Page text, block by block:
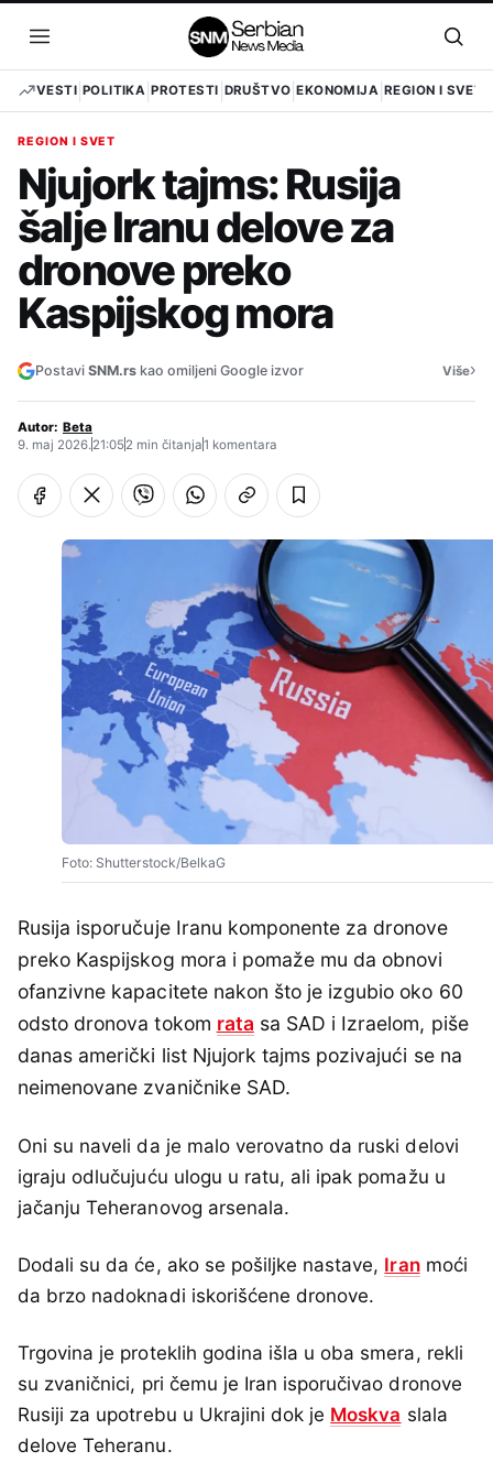
sadržaj
Otvori
meni
VESTI POLITIKA PROTESTI DRUŠTVO EKONOMIJA REGION I SVET
REGION I SVET
Njujork tajms: Rusija
šalje Iranu delove za
dronove preko
Kaspijskog mora
Postavi SNM.rs kao omiljeni Google izvor Više›
Autor: Beta
9. maj 2026.21:052 min čitanja1 komentara
Foto: Shutterstock/BelkaG
Rusija isporučuje Iranu komponente za dronove
preko Kaspijskog mora i pomaže mu da obnovi
ofanzivne kapacitete nakon što je izgubio oko 60
odsto dronova tokom rata sa SAD i Izraelom, piše
danas američki list Njujork tajms pozivajući se na
neimenovane zvaničnike SAD.
Oni su naveli da je malo verovatno da ruski delovi
igraju odlučujuću ulogu u ratu, ali ipak pomažu u
jačanju Teheranovog arsenala.
Dodali su da će, ako se pošiljke nastave, Iranmoći
da brzo nadoknadi iskorišćene dronove.
Trgovina je proteklih godina išla u oba smera, rekli
su zvaničnici, pri čemu je Iran isporučivao dronove
Rusiji za upotrebu u Ukrajini dok je Moskva slala
delove Teheranu.